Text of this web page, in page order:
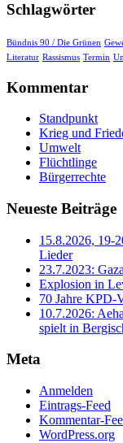
Schlagwörter
Bündnis 90 / Die Grünen
Literatur Rassismus Termin
Kommentar
Standpunkt
Krieg und
Umwelt
Flüchtlinge
Bürgerrechte
Neueste Beiträge
15.8.2026, 19-
Lieder
23.7.2023:
Explosion in
70 Jahre
10.7.2026:
spielt in
Meta
Anmelden
Eintrags-Feed
Kommentar-
WordPress.org